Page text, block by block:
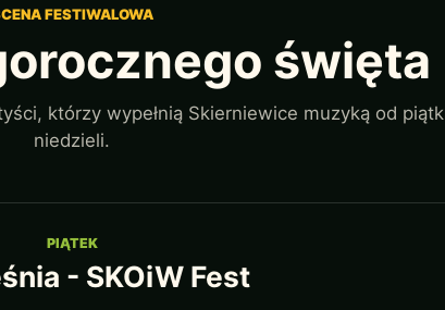
FESTIWALOWA
święta
którzy wypełnią Skierniewice muzyką od
niedzieli.
PIĄTEK
- SKOiW Fest